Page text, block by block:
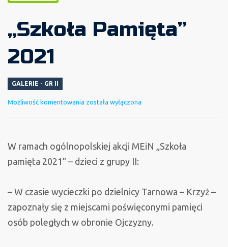
„Szkoła Pamięta”
2021
GALERIE - GR II
Możliwość komentowania „Szkoła
została wyłączona
W ramach ogólnopolskiej akcji MEiN „Szkoła
pamięta 2021” – dzieci z grupy II:
– W czasie wycieczki po dzielnicy Tarnowa – Krzyż –
zapoznały się z miejscami poświęconymi pamięci
osób poległych w obronie Ojczyzny.